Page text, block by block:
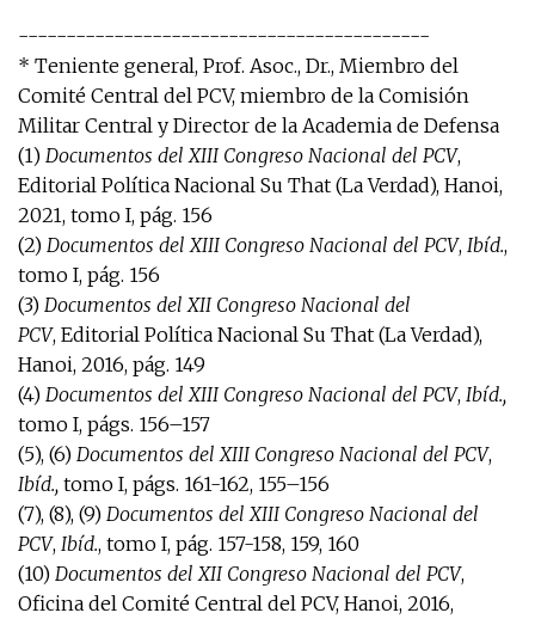
-------------------------------------------
* Teniente general, Prof. Asoc., Dr., Miembro del
Comité Central del PCV, miembro de la Comisión
Militar Central y Director de la Academia de Defensa
(1) Documentos del XIII Congreso Nacional del PCV,
Editorial Política Nacional Su That (La Verdad), Hanoi,
2021, tomo I, pág. 156
(2) Documentos del XIII Congreso Nacional del PCV, Ibíd.,
tomo I, pág. 156
(3) Documentos del XII Congreso Nacional del
PCV, Editorial Política Nacional Su That (La Verdad),
Hanoi, 2016, pág. 149
(4) Documentos del XIII Congreso Nacional del PCV, Ibíd.,
tomo I, págs. 156–157
(5), (6) Documentos del XIII Congreso Nacional del PCV,
Ibíd., tomo I, págs. 161-162, 155–156
(7), (8), (9) Documentos del XIII Congreso Nacional del
PCV, Ibíd., tomo I, pág. 157-158, 159, 160
(10) Documentos del XII Congreso Nacional del PCV,
Oficina del Comité Central del PCV, Hanoi, 2016,